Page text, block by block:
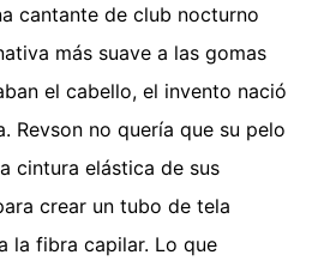
cantante de club nocturno
más suave a las gomas
el cabello, el invento nació
Revson no quería que su pelo
cintura elástica de sus
crear un tubo de tela
la fibra capilar. Lo que